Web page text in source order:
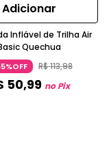
Adicionar
Inflável de Trilha Air
Quechua
R$113,98
50,99 no Pix